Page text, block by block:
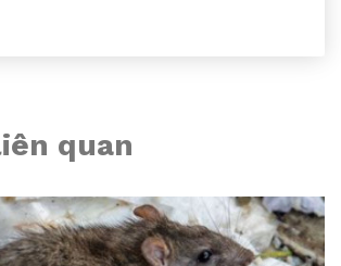
quan